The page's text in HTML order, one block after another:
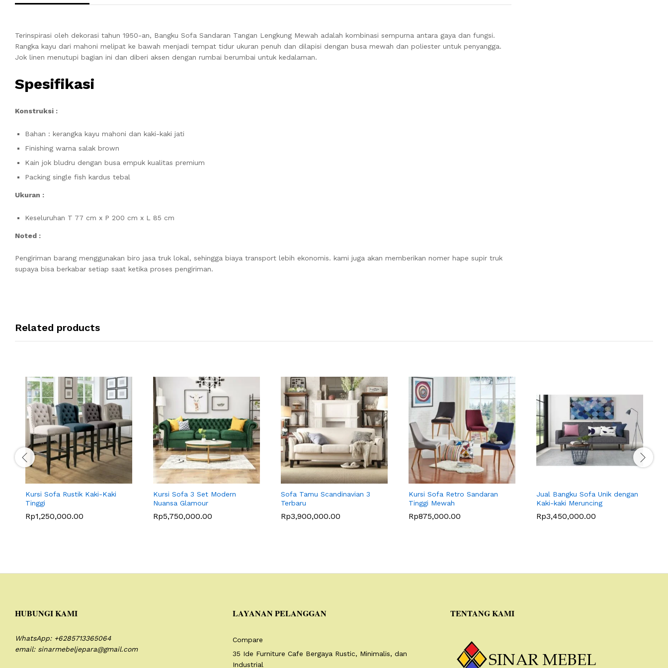
Terinspirasi oleh dekorasi tahun 1950-an, Bangku Sofa Sandaran Tangan Lengkung Mewah adalah kombinasi sempurna antara gaya dan fungsi.
Rangka kayu dari mahoni melipat ke bawah menjadi tempat tidur ukuran penuh dan dilapisi dengan busa mewah dan poliester untuk penyangga.
Jok linen menutupi bagian ini dan diberi aksen dengan rumbai berumbai untuk kedalaman.
Spesifikasi
Konstruksi :
Bahan : kerangka kayu mahoni dan kaki-kaki jati
Finishing warna salak brown
Kain jok bludru dengan busa empuk kualitas premium
Packing single fish kardus tebal
Ukuran :
Keseluruhan T 77 cm x P 200 cm x L 85 cm
Noted :
Pengiriman barang menggunakan biro jasa truk lokal, sehingga biaya transport lebih ekonomis. kami juga akan memberikan nomer hape supir truk
supaya bisa berkabar setiap saat ketika proses pengiriman.
Related products
Kursi Sofa Rustik Kaki-Kaki
Tinggi
Rp1,250,000.00
Kursi Sofa 3 Set Modern
Nuansa Glamour
Rp5,750,000.00
Sofa Tamu Scandinavian 3
Terbaru
Rp3,900,000.00
Kursi Sofa Retro Sandaran
Tinggi Mewah
Rp875,000.00
Jual Bangku Sofa Unik dengan
Kaki-kaki Meruncing
Rp3,450,000.00
HUBUNGI KAMI
WhatsApp: +6285713365064
email: sinarmebeljepara@gmail.com
LAYANAN PELANGGAN
Compare
35 Ide Furniture Cafe Bergaya Rustic, Minimalis, dan
Industrial
TENTANG KAMI